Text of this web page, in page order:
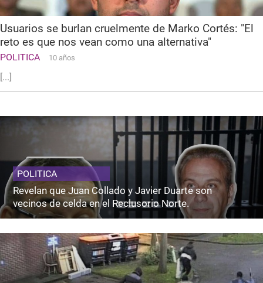
Usuarios se burlan cruelmente de Marko Cortés: "El
reto es que nos vean como una alternativa"
POLITICA 10 años
[...]
POLITICA
Revelan que Juan Collado y Javier Duarte son
vecinos de celda en el Reclusorio Norte.